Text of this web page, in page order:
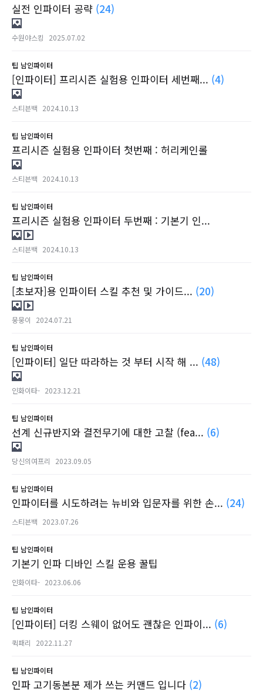
실전 인파이터 공략 (24)
수원야스킹 2025.07.02
팁 남인파이터
[인파이터] 프리시즌 실험용 인파이터 세번째... (4)
스티븐백 2024.10.13
팁 남인파이터
프리시즌 실험용 인파이터 첫번째 : 허리케인롤
스티븐백 2024.10.13
팁 남인파이터
프리시즌 실험용 인파이터 두번째 : 기본기 인...
스티븐백 2024.10.13
팁 남인파이터
[초보자]용 인파이터 스킬 추천 및 가이드... (20)
뭉뭉이 2024.07.21
팁 남인파이터
[인파이터] 일단 따라하는 것 부터 시작 해 ... (48)
인화이타- 2023.12.21
팁 남인파이터
선계 신규반지와 결전무기에 대한 고찰 (fea... (6)
당신의여프리 2023.09.05
팁 남인파이터
인파이터를 시도하려는 뉴비와 입문자를 위한 손... (24)
스티븐백 2023.07.26
팁 남인파이터
기본기 인파 디바인 스킬 운용 꿀팁
인화이타- 2023.06.06
팁 남인파이터
[인파이터] 더킹 스웨이 없어도 괜찮은 인파이... (6)
퀵패리 2022.11.27
팁 남인파이터
인파 고기동본분 제가 쓰는 커맨드 입니다 (2)